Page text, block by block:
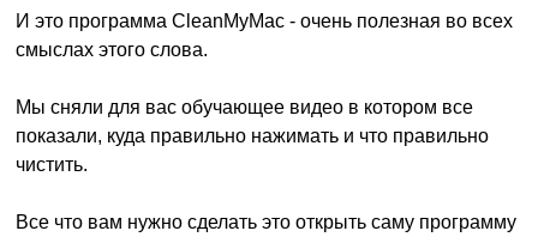
И это программа CleanMyMac - очень полезная во всех
смыслах этого слова.
Мы сняли для вас обучающее видео в котором все
показали, куда правильно нажимать и что правильно
чистить.
Все что вам нужно сделать это открыть саму программу